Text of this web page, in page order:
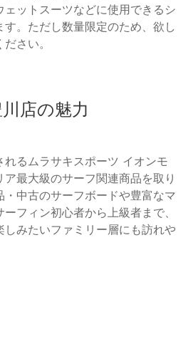
ットスーツなどに使用できるシ
す。ただし数量限定のため、欲し
さい。
店の魅力
るムラサキスポーツ イオンモ
最大級のサーフ関連商品を取り
中古のサーフボードや豊富なマ
フィン初心者から上級者まで、
しみたいファミリー層にも訪れや